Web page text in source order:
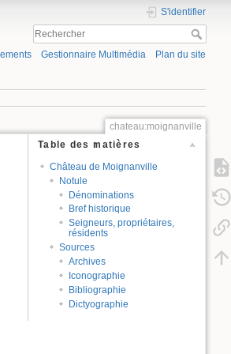
S'identifier
Gestionnaire Multimédia Plan du site
chateau:moignanville
Table des matières
Château de Moignanville
Notule
Dénominations
Bref historique
Seigneurs, propriétaires,
résidents
Sources
Archives
Iconographie
Bibliographie
Dictyographie